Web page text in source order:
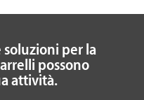
soluzioni per la
possono
attività.